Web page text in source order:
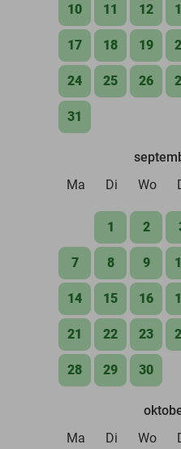
10 11 12
17 18 19
24 25 26
31
Ma
Di Wo
1 2
7 8 9
14 15 16
21 22 23
28 29 30
Ma
Di Wo